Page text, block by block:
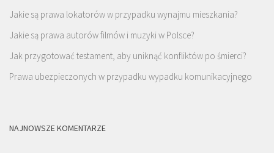
Jakie są prawa lokatorów w przypadku wynajmu mieszkania?
Jakie są prawa autorów filmów i muzyki w Polsce?
Jak przygotować testament, aby uniknąć konfliktów po śmierci?
Prawa ubezpieczonych w przypadku wypadku komunikacyjnego
NAJNOWSZE KOMENTARZE